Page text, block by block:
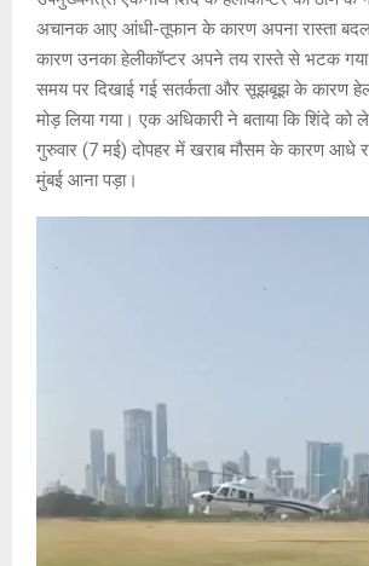
s
A
p
p
b
o
o
k
a
g
e
Li
n
k
er
अचानक आए आंधी-तूफान के कारण अपना रास्ता
कारण उनका हेलीकॉप्टर अपने तय रास्ते से भटक
समय पर दिखाई गई सतर्कता और सूझबूझ के कारण
मोड़ लिया गया। एक अधिकारी ने बताया कि शिंदे को
गुरुवार (7 मई) दोपहर में खराब मौसम के कारण आधे
मुंबई आना पड़ा।